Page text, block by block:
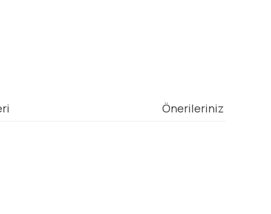
Önerileriniz